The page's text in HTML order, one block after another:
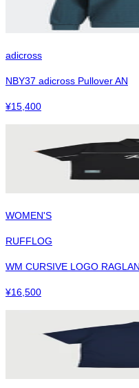
adicross
NBY37 adicross Pullover AN
¥15,400
WOMEN'S
RUFFLOG
WM CURSIVE LOGO
¥16,500